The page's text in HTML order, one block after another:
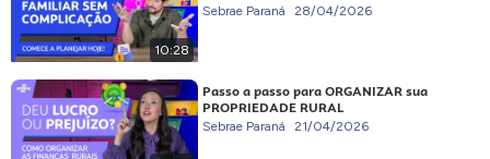
10:28
Sebrae Paraná 28/04/2026
Passo a passo para ORGANIZAR sua
PROPRIEDADE RURAL
Sebrae Paraná 21/04/2026